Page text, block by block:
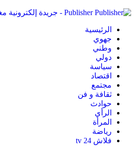
Publisher - جريدة إلكترونية مغربية مستقلة
الرئيسية
جهوي
وطني
دولي
سياسة
اقتصاد
مجتمع
ثقافة و فن
حوادث
الرأي
المرأة
رياضة
فلاش 24 tv